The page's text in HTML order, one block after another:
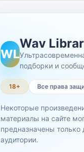
WL
Wav
подборки и
18+ Все права
Некоторые
материалы на сайте
предназначены
аудитории.